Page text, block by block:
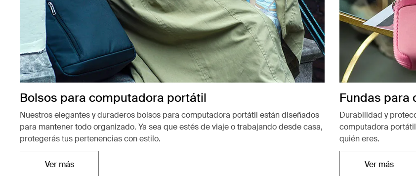
Bolsos para computadora portátil
Nuestros elegantes y duraderos bolsos para computadora portátil están diseñados
para mantener todo organizado. Ya sea que estés de viaje o trabajando desde casa,
protegerás tus pertenencias con estilo.
Ver másSe abre en una nueva pestaña
Fundas para
Durabilidad y
computadora
quién eres.
Ver más
Se abre